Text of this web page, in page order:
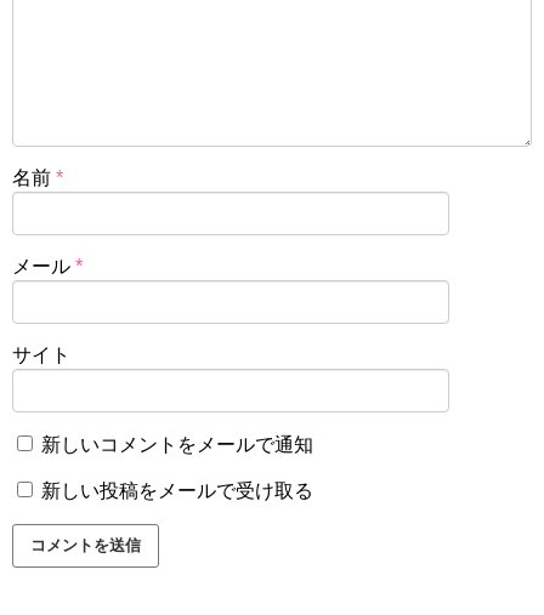
名前 *
メール *
サイト
新しいコメントをメールで通知
新しい投稿をメールで受け取る